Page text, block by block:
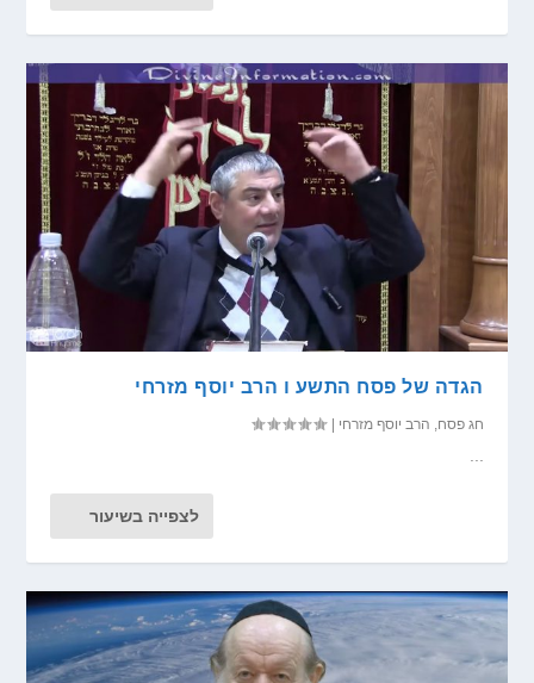
הגדה של פסח התשע ו הרב יוסף מזרחי
חג פסח, הרב יוסף מזרחי |
לצפייה בשיעור